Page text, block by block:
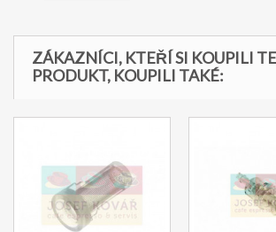
ZÁKAZNÍCI, KTEŘÍ SI KOUPILI
PRODUKT, KOUPILI TAKÉ: